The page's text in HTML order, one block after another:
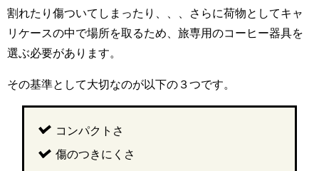
割れたり傷ついてしまったり、、、さらに荷物としてキャ
リケースの中で場所を取るため、旅専用のコーヒー器具を
選ぶ必要があります。
その基準として大切なのが以下の３つです。
コンパクトさ
傷のつきにくさ